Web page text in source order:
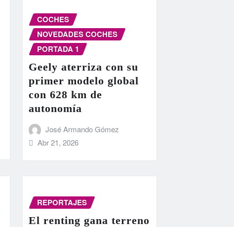
COCHES
NOVEDADES COCHES
PORTADA 1
Geely aterriza con su
primer modelo global
con 628 km de
autonomía
José Armando Gómez
Abr 21, 2026
REPORTAJES
El renting gana terreno